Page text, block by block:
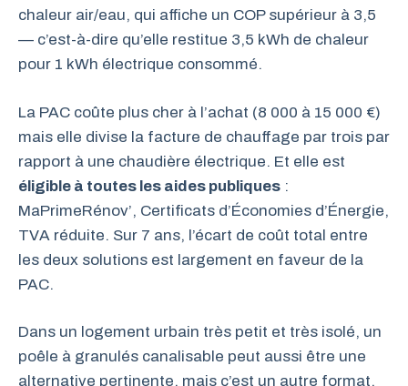
chaleur air/eau, qui affiche un COP supérieur à 3,5
— c’est-à-dire qu’elle restitue 3,5 kWh de chaleur
pour 1 kWh électrique consommé.
La PAC coûte plus cher à l’achat (8 000 à 15 000 €)
mais elle divise la facture de chauffage par trois par
rapport à une chaudière électrique. Et elle est
éligible à toutes les aides publiques :
MaPrimeRénov’, Certificats d’Économies d’Énergie,
TVA réduite. Sur 7 ans, l’écart de coût total entre
les deux solutions est largement en faveur de la
PAC.
Dans un logement urbain très petit et très isolé, un
poêle à granulés canalisable peut aussi être une
alternative pertinente, mais c’est un autre format.